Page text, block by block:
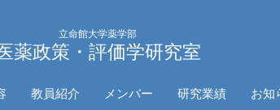
立命館大学薬学部
薬政策・評価学研究室
教員紹介 メンバー 研究業績 お知